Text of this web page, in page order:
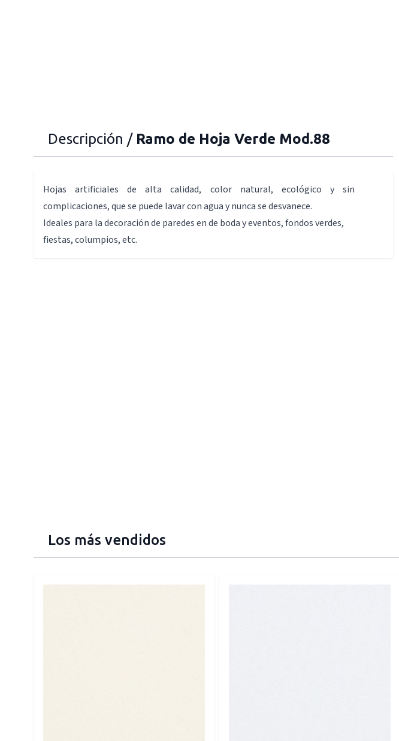
Descripción / Ramo de Hoja Verde Mod.88
Hojas artificiales de alta calidad, color natural, ecológico y sin
complicaciones, que se puede lavar con agua y nunca se desvanece.
Ideales para la decoración de paredes en de boda y eventos, fondos verdes,
fiestas, columpios, etc.
Los más vendidos